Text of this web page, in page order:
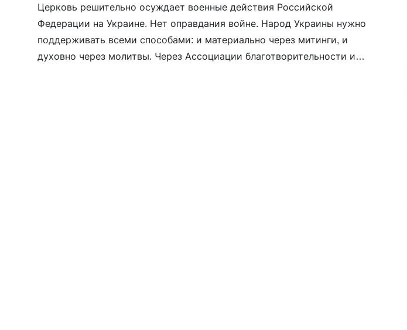
Церковь решительно осуждает военные действия Российской
Федерации на Украине. Нет оправдания войне. Народ Украины нужно
поддерживать всеми способами: и материально через митинги, и
духовно через молитвы. Через Ассоциации благотворительности и